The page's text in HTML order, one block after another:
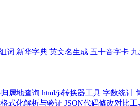
词 新华字典 英文名生成 五十音字卡
属地查询 html/js转换器工具 字数统计
格式化解析与验证 JSON代码修改对比工